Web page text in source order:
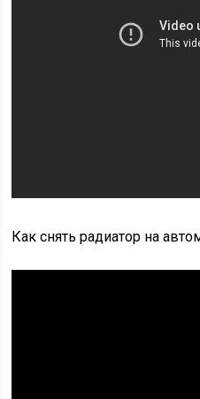
Как снять радиатор на